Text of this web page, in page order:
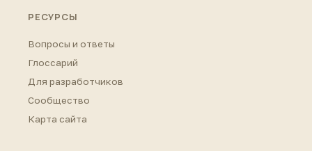
РЕСУРСЫ
Вопросы и ответы
Глоссарий
Для разработчиков
Сообщество
Карта сайта